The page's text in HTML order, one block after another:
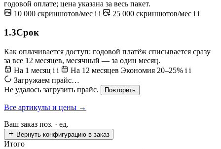
годовой оплате; цена указана за весь пакет.
10 000 скриншотов/мес i i 25 000 скриншотов/мес i i
1.3Срок
Как оплачивается доступ: годовой платёж списывается сразу
за все 12 месяцев, месячный — за один месяц.
На 1 месяц i i На 12 месяцев Экономия 20–25% i i
Загружаем прайс…
Не удалось загрузить прайс.
Повторить
Все артикулы и цены →
Ваш заказ поз. · ед.
Вернуть конфигурацию в заказ
Итого